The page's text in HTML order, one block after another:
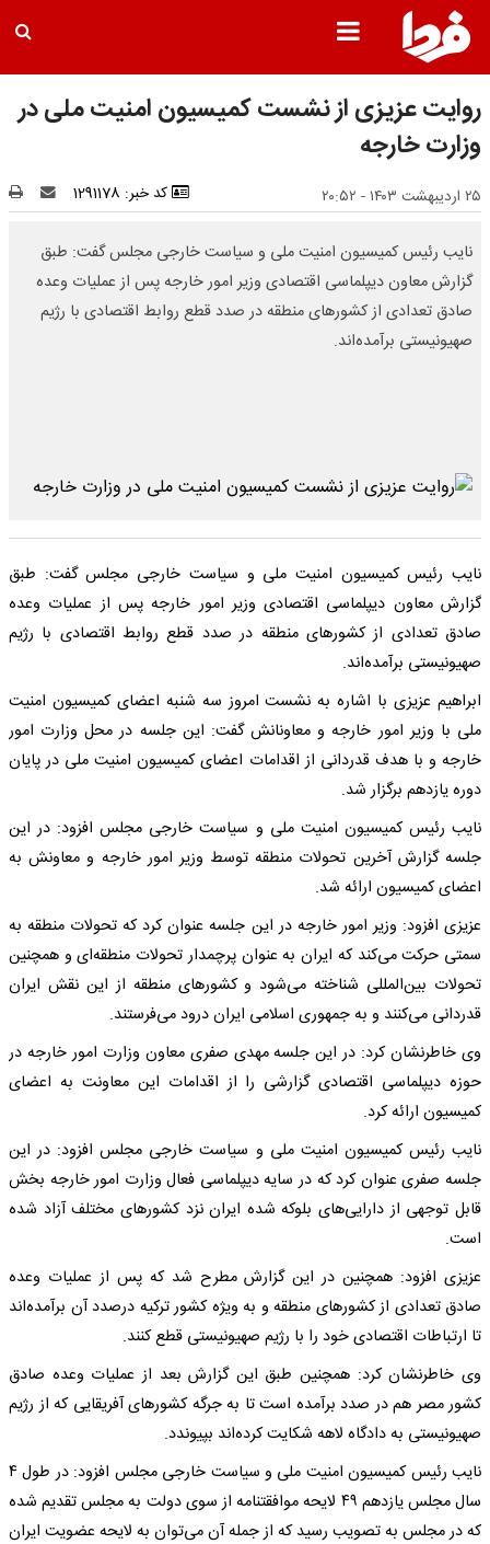
روایت عزیزی از نشست کمیسیون امنیت ملی در
وزارت خارجه
۲۵ اردیبهشت ۱۴۰۳ - ۲۰:۵۲ کد خبر: 1291178
نایب رئیس کمیسیون امنیت ملی و سیاست خارجی مجلس گفت: طبق
گزارش معاون دیپلماسی اقتصادی وزیر امور خارجه پس از عملیات وعده
صادق تعدادی از کشورهای منطقه در صدد قطع روابط اقتصادی با رژیم
صهیونیستی برآمده‌اند.
نایب رئیس کمیسیون امنیت ملی و سیاست خارجی مجلس گفت: طبق
گزارش معاون دیپلماسی اقتصادی وزیر امور خارجه پس از عملیات وعده
صادق تعدادی از کشورهای منطقه در صدد قطع روابط اقتصادی با رژیم
صهیونیستی برآمده‌اند.
ابراهیم عزیزی با اشاره به نشست امروز سه شنبه اعضای کمیسیون امنیت
ملی با وزیر امور خارجه و معاونانش گفت: این جلسه در محل وزارت امور
خارجه و با هدف قدردانی از اقدامات اعضای کمیسیون امنیت ملی در پایان
دوره یازدهم برگزار شد.
نایب رئیس کمیسیون امنیت ملی و سیاست خارجی مجلس افزود: در این
جلسه گزارش آخرین تحولات منطقه توسط وزیر امور خارجه و معاونش به
اعضای کمیسیون ارائه شد.
عزیزی افزود: وزیر امور خارجه در این جلسه عنوان کرد که تحولات منطقه به
سمتی حرکت می‌کند که ایران به عنوان پرچمدار تحولات منطقه‌ای و همچنین
تحولات بین‌المللی شناخته می‌شود و کشورهای منطقه از این نقش ایران
قدردانی می‌کنند و به جمهوری اسلامی ایران درود می‌فرستند.
وی خاطرنشان کرد: در این جلسه مهدی صفری معاون وزارت امور خارجه در
حوزه دیپلماسی اقتصادی گزارشی را از اقدامات این معاونت به اعضای
کمیسیون ارائه کرد.
نایب رئیس کمیسیون امنیت ملی و سیاست خارجی مجلس افزود: در این
جلسه صفری عنوان کرد که در سایه دیپلماسی فعال وزارت امور خارجه بخش
قابل توجهی از دارایی‌های بلوکه شده ایران نزد کشورهای مختلف آزاد شده
است.
عزیزی افزود: همچنین در این گزارش مطرح شد که پس از عملیات وعده
صادق تعدادی از کشورهای منطقه و به ویژه کشور ترکیه درصدد آن برآمده‌اند
تا ارتباطات اقتصادی خود را با رژیم صهیونیستی قطع کنند.
وی خاطرنشان کرد: همچنین طبق این گزارش بعد از عملیات وعده صادق
کشور مصر هم در صدد برآمده است تا به جرگه کشورهای آفریقایی که از رژیم
صهیونیستی به دادگاه لاهه شکایت کرده‌اند بپیوندد.
نایب رئیس کمیسیون امنیت ملی و سیاست خارجی مجلس افزود: در طول ۴
سال مجلس یازدهم ۴۹ لایحه موافقتنامه از سوی دولت به مجلس تقدیم شده
که در مجلس به تصویب رسید که از جمله آن می‌توان به لایحه عضویت ایران